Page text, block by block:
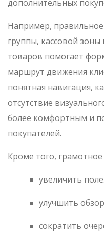
дополнительных
Например,
группы, кассовой
товаров помогает
маршрут движения
понятная навигация,
отсутствие
более комфортным и
покупателей.
Кроме того,
увеличить
улучшить
сократить